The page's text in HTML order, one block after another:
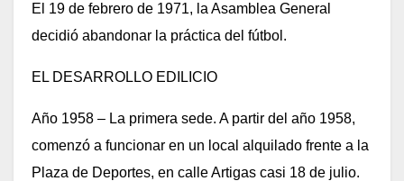
El 19 de febrero de 1971, la Asamblea General
decidió abandonar la práctica del fútbol.
EL DESARROLLO EDILICIO
Año 1958 – La primera sede. A partir del año 1958,
comenzó a funcionar en un local alquilado frente a la
Plaza de Deportes, en calle Artigas casi 18 de julio.